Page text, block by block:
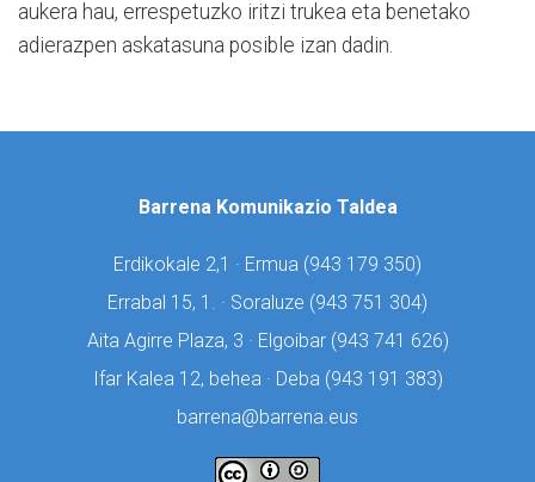
aukera hau, errespetuzko iritzi trukea eta benetako
adierazpen askatasuna posible izan dadin.
Barrena Komunikazio Taldea
Erdikokale 2,1 · Ermua (943 179 350)
Errabal 15, 1. · Soraluze (943 751 304)
Aita Agirre Plaza, 3 · Elgoibar (943 741 626)
Ifar Kalea 12, behea · Deba (943 191 383)
barrena@barrena.eus